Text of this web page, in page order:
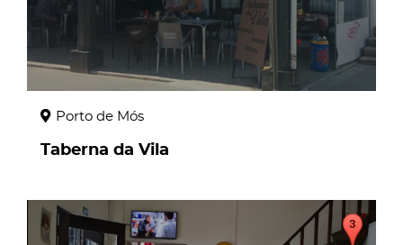
Porto de Mós
Taberna da Vila
page